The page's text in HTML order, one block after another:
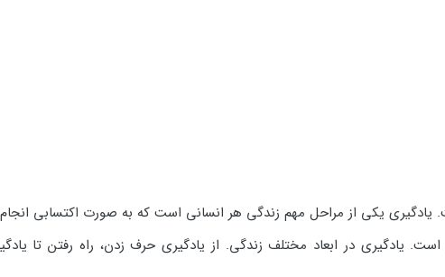
یادگیری یکی از مراحل مهم زندگی هر انسانی است که به صورت اکتسابی
یادگیری در ابعاد مختلف زندگی. از یادگیری حرف زدن، راه رفتن تا